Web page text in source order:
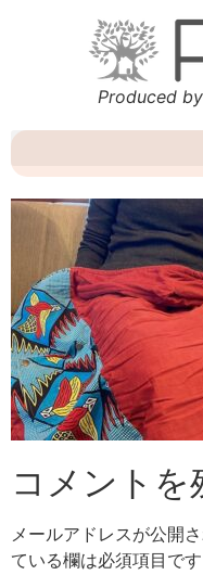
Produced
コメントを
メールアドレスが公開
ている欄は必須項目です